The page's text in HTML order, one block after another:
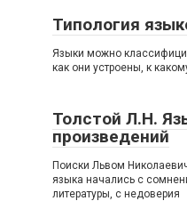
Типология
Языки можно
как они устроены, к
Толстой Л.Н.
произведений
Поиски Львом
языка начались с
литературы, с недоверия